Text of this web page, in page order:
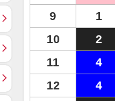
9
1
10
2
11
4
12
4